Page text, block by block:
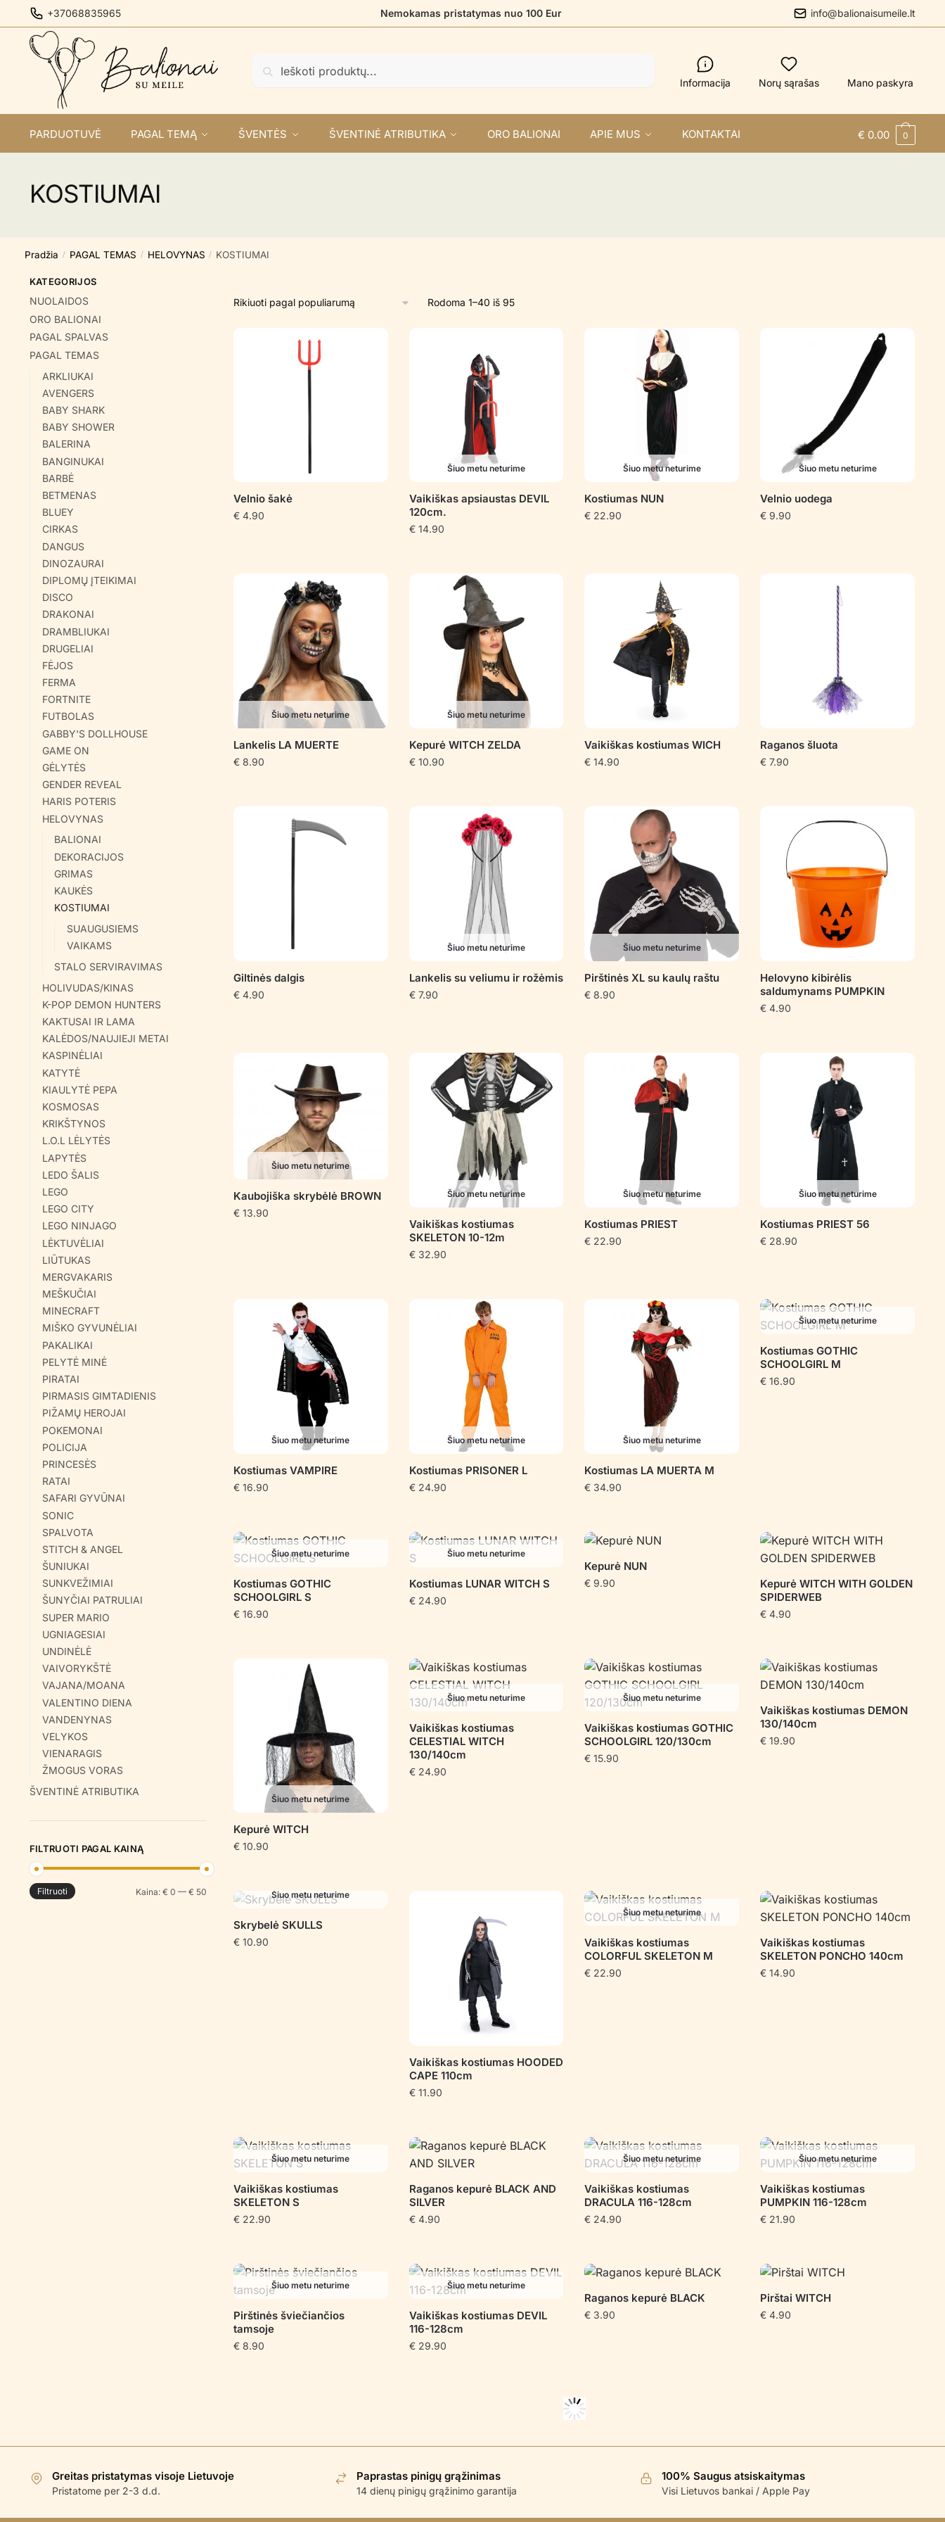
to
navigation
to
content
+37068835965 Nemokamas pristatymas nuo 100 Eur info@balionaisumeile.lt
Informacija Norų sąrašas Mano paskyra
PARDUOTUVĖ PAGAL TEMĄ ŠVENTĖS ŠVENTINĖ ATRIBUTIKA ORO BALIONAI APIE MUS KONTAKTAI € 0.00 0
KOSTIUMAI
Pradžia / PAGAL TEMAS / HELOVYNAS / KOSTIUMAI
Rodoma 1–40 iš 95Rūšiuojama
populiarumą
Velnio šakė
€4.90
Šiuo metu neturime
Vaikiškas apsiaustas DEVIL
120cm.
€14.90
Šiuo metu neturime
Kostiumas NUN
€ 22.90
Šiuo metu neturime
Velnio uodega
€ 9.90
Šiuo metu neturime
Lankelis LA MUERTE
€8.90
Šiuo metu neturime
Kepurė WITCH ZELDA
€10.90
Vaikiškas kostiumas WICH
€ 14.90
Raganos šluota
€ 7.90
Giltinės dalgis
€4.90
Šiuo metu neturime
Lankelis su veliumu ir rožėmis
€7.90
Šiuo metu neturime
Pirštinės XL su kaulų raštu
€ 8.90
Helovyno kibirėlis
saldumynams PUMPKIN
€ 4.90
Šiuo metu neturime
Kaubojiška skrybėlė BROWN
€13.90
Šiuo metu neturime
Vaikiškas kostiumas
SKELETON 10-12m
€32.90
Šiuo metu neturime
Kostiumas PRIEST
€ 22.90
Šiuo metu neturime
Kostiumas PRIEST 56
€ 28.90
Šiuo metu neturime
Kostiumas VAMPIRE
€16.90
Šiuo metu neturime
Kostiumas PRISONER L
€24.90
Šiuo metu neturime
Kostiumas LA MUERTA M
€ 34.90
Šiuo metu neturime
Kostiumas GOTHIC
SCHOOLGIRL M
€ 16.90
Šiuo metu neturime
Kostiumas GOTHIC
SCHOOLGIRL S
€16.90
Šiuo metu neturime
Kostiumas LUNAR WITCH S
€24.90
Kepurė NUN
€ 9.90
Kepurė WITCH WITH GOLDEN
SPIDERWEB
€ 4.90
Šiuo metu neturime
Kepurė WITCH
€10.90
Šiuo metu neturime
Vaikiškas kostiumas
CELESTIAL WITCH
130/140cm
€24.90
Šiuo metu neturime
Vaikiškas kostiumas GOTHIC
SCHOOLGIRL 120/130cm
€ 15.90
Vaikiškas kostiumas DEMON
130/140cm
€ 19.90
Šiuo metu neturime
Skrybelė SKULLS
€10.90
Vaikiškas kostiumas HOODED
CAPE 110cm
€11.90
Šiuo metu neturime
Vaikiškas kostiumas
COLORFUL SKELETON M
€ 22.90
Vaikiškas kostiumas
SKELETON PONCHO 140cm
€ 14.90
Šiuo metu neturime
Vaikiškas kostiumas
SKELETON S
€22.90
Raganos kepurė BLACK AND
SILVER
€4.90
Šiuo metu neturime
Vaikiškas kostiumas
DRACULA 116-128cm
€ 24.90
Šiuo metu neturime
Vaikiškas kostiumas
PUMPKIN 116-128cm
€ 21.90
Šiuo metu neturime
Pirštinės šviečiančios
tamsoje
€8.90
Šiuo metu neturime
Vaikiškas kostiumas DEVIL
116-128cm
€29.90
Raganos kepurė BLACK
€ 3.90
Pirštai WITCH
€ 4.90
KATEGORIJOS
NUOLAIDOS
ORO BALIONAI
PAGAL SPALVAS
PAGAL TEMAS
ARKLIUKAI
AVENGERS
BABY SHARK
BABY SHOWER
BALERINA
BANGINUKAI
BARBĖ
BETMENAS
BLUEY
CIRKAS
DANGUS
DINOZAURAI
DIPLOMŲ ĮTEIKIMAI
DISCO
DRAKONAI
DRAMBLIUKAI
DRUGELIAI
FĖJOS
FERMA
FORTNITE
FUTBOLAS
GABBY'S DOLLHOUSE
GAME ON
GĖLYTĖS
GENDER REVEAL
HARIS POTERIS
HELOVYNAS
BALIONAI
DEKORACIJOS
GRIMAS
KAUKĖS
KOSTIUMAI
SUAUGUSIEMS
VAIKAMS
STALO SERVIRAVIMAS
HOLIVUDAS/KINAS
K-POP DEMON HUNTERS
KAKTUSAI IR LAMA
KALĖDOS/NAUJIEJI METAI
KASPINĖLIAI
KATYTĖ
KIAULYTĖ PEPA
KOSMOSAS
KRIKŠTYNOS
L.O.L LĖLYTĖS
LAPYTĖS
LEDO ŠALIS
LEGO
LEGO CITY
LEGO NINJAGO
LĖKTUVĖLIAI
LIŪTUKAS
MERGVAKARIS
MEŠKUČIAI
MINECRAFT
MIŠKO GYVUNĖLIAI
PAKALIKAI
PELYTĖ MINĖ
PIRATAI
PIRMASIS GIMTADIENIS
PIŽAMŲ HEROJAI
POKEMONAI
POLICIJA
PRINCESĖS
RATAI
SAFARI GYVŪNAI
SONIC
SPALVOTA
STITCH & ANGEL
ŠUNIUKAI
SUNKVEŽIMIAI
ŠUNYČIAI PATRULIAI
SUPER MARIO
UGNIAGESIAI
UNDINĖLĖ
VAIVORYKŠTĖ
VAJANA/MOANA
VALENTINO DIENA
VANDENYNAS
VELYKOS
VIENARAGIS
ŽMOGUS VORAS
ŠVENTINĖ ATRIBUTIKA
FILTRUOTI PAGAL KAINĄ
Min
Maks
Filtruoti Kaina: € 0 — € 50
Greitas pristatymas visoje Lietuvoje
Pristatome per 2-3 d.d.
Paprastas pinigų grąžinimas
14 dienų pinigų grąžinimo garantija
100% Saugus atsiskaitymas
Visi Lietuvos bankai / Apple Pay